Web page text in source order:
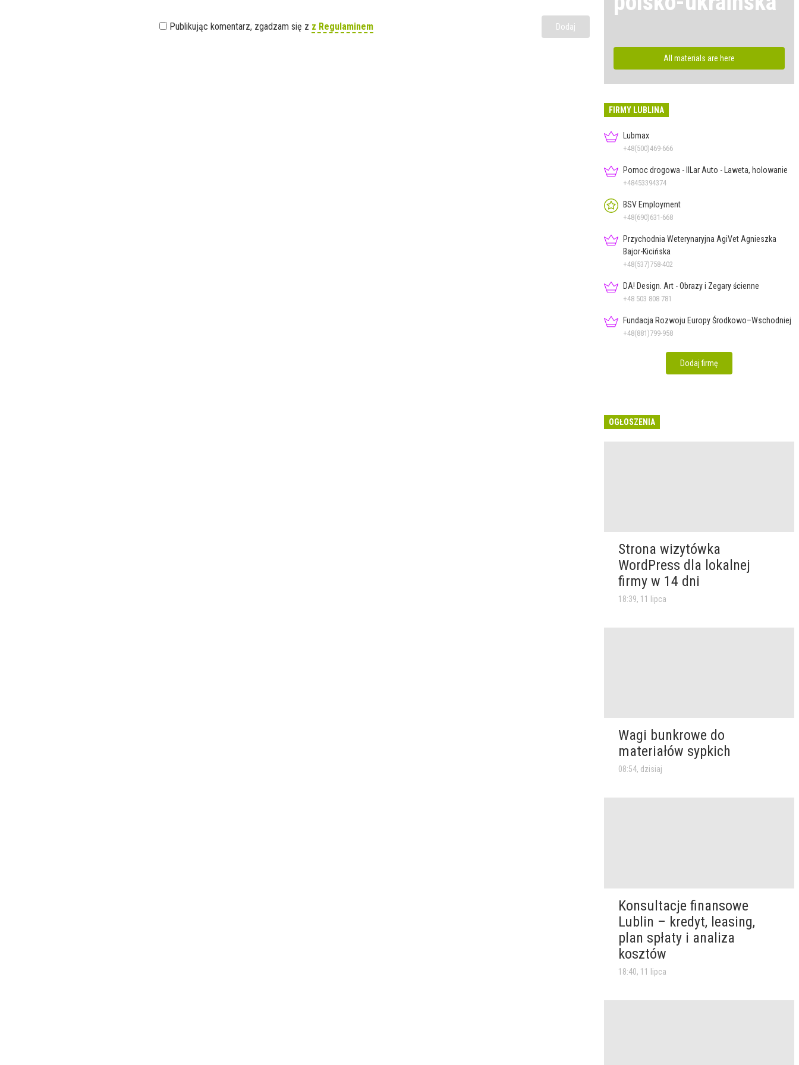
Publikując komentarz, zgadzam się z z Regulaminem Dodaj
All materials are here
FIRMY LUBLINA
Lubmax
+48(500)469-666
Pomoc drogowa - IlLar Auto - Laweta, holowanie
+48453394374
BSV Employment
+48(690)631-668
Przychodnia Weterynaryjna AgiVet Agnieszka
Bajor-Kicińska
+48(537)758-402
DA! Design. Art - Obrazy i Zegary ścienne
+48 503 808 781
Fundacja Rozwoju Europy Środkowo–Wschodniej
+48(881)799-958
Dodaj firmę
OGŁOSZENIA
Strona wizytówka
WordPress dla lokalnej
firmy w 14 dni
18:39, 11 lipca
Wagi bunkrowe do
materiałów sypkich
08:54, dzisiaj
Konsultacje finansowe
Lublin – kredyt, leasing,
plan spłaty i analiza
kosztów
18:40, 11 lipca